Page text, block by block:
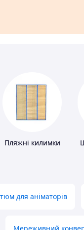
Пляжні килимки
для аніматорів